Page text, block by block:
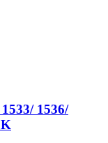
1536/